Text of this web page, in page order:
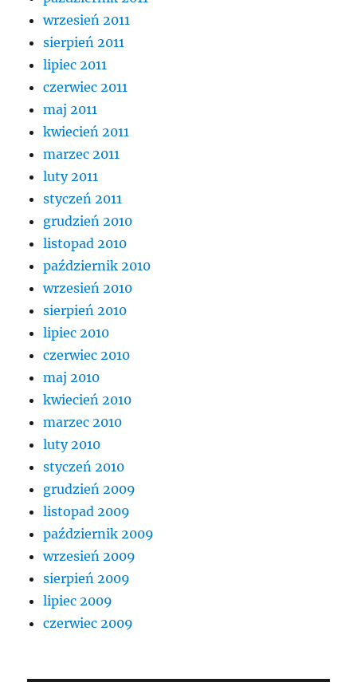
wrzesień 2011
sierpień 2011
lipiec 2011
czerwiec 2011
maj 2011
kwiecień 2011
marzec 2011
luty 2011
styczeń 2011
grudzień 2010
listopad 2010
październik 2010
wrzesień 2010
sierpień 2010
lipiec 2010
czerwiec 2010
maj 2010
kwiecień 2010
marzec 2010
luty 2010
styczeń 2010
grudzień 2009
listopad 2009
październik 2009
wrzesień 2009
sierpień 2009
lipiec 2009
czerwiec 2009